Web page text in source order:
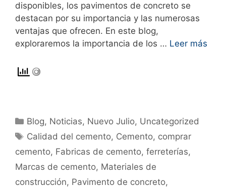
disponibles, los pavimentos de concreto se
destacan por su importancia y las numerosas
ventajas que ofrecen. En este blog,
exploraremos la importancia de los … Leer más
Blog, Noticias, Nuevo Julio, Uncategorized
Calidad del cemento, Cemento, comprar
cemento, Fabricas de cemento, ferreterías,
Marcas de cemento, Materiales de
construcción, Pavimento de concreto,